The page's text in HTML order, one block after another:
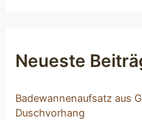
n
a
h
:
Neueste
Badewannenaufsatz aus
Duschvorhang